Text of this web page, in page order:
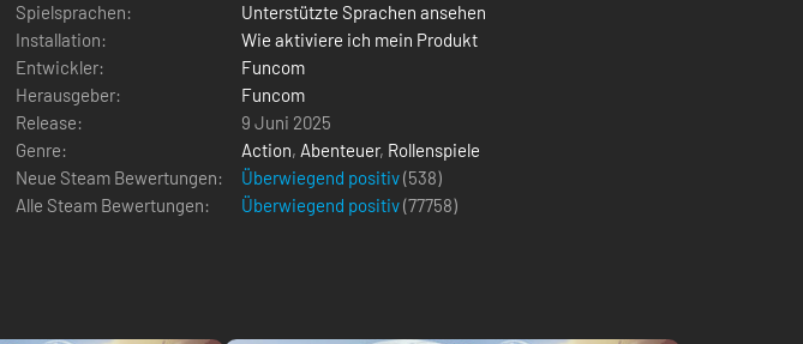
Spielsprachen:
Unterstützte Sprachen ansehen
Installation:
Wie aktiviere ich mein Produkt
Entwickler:
Funcom
Herausgeber:
Funcom
Release:
9 Juni 2025
Genre:
Action, Abenteuer, Rollenspiele
Neue Steam Bewertungen:
Überwiegend positiv(538)
Alle Steam Bewertungen:
Überwiegend positiv(77758)